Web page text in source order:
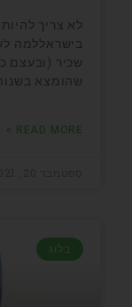
לא צריך
בישראללמה
שכיר (ובעצם
שהומצא בשנות
READ MORE »
בלוג